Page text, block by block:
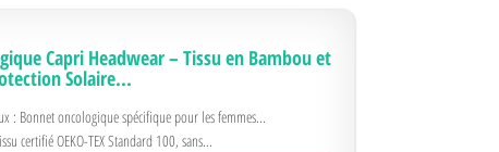
Capri Headwear – Tissu en Bambou et
Solaire...
: Bonnet oncologique spécifique pour les femmes...
certifié OEKO-TEX Standard 100, sans...